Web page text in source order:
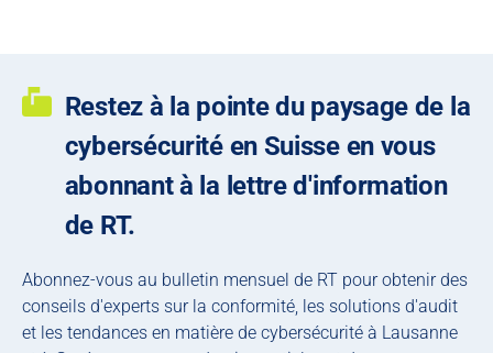
Restez à la pointe du paysage de la
cybersécurité en Suisse en vous
abonnant à la lettre d'information
de RT.
Abonnez-vous au bulletin mensuel de RT pour obtenir des
conseils d'experts sur la conformité, les solutions d'audit
et les tendances en matière de cybersécurité à Lausanne